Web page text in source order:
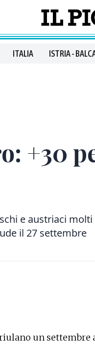
ITALIA ISTRIA -
+30
e austriaci molti
il 27 settembre
un settembre